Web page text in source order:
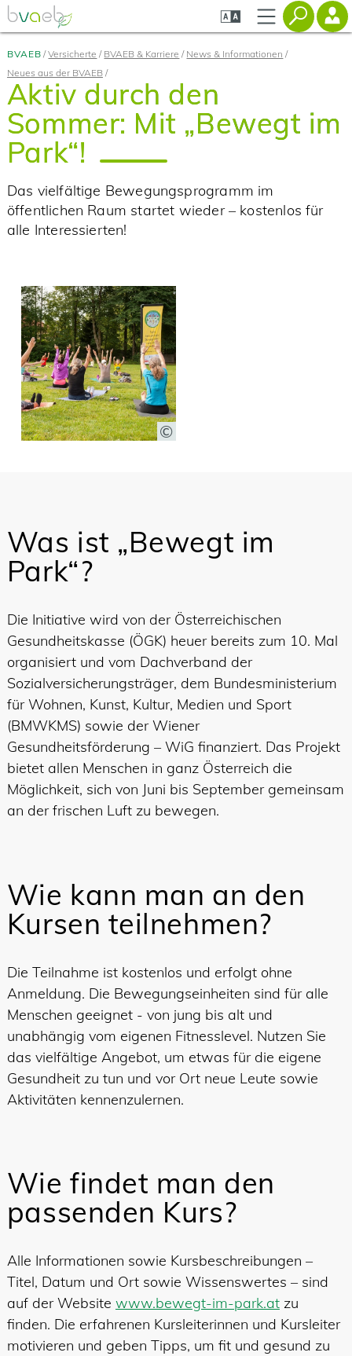
Zum
Seiteninhalt
springen
Zur
Navigation
springen
BVAEB Versicherte BVAEB & Karriere
News & Informationen
Neues aus der BVAEB
Aktiv durch den
Sommer: Mit „Bewegt im
Park“!
Das vielfältige Bewegungsprogramm im
öffentlichen Raum startet wieder – kostenlos für
alle Interessierten!
Was ist „Bewegt im
Park“?
Die Initiative wird von der Österreichischen
Gesundheitskasse (ÖGK) heuer bereits zum 10. Mal
organisiert und vom Dachverband der
Sozialversicherungsträger, dem Bundesministerium
für Wohnen, Kunst, Kultur, Medien und Sport
(BMWKMS) sowie der Wiener
Gesundheitsförderung – WiG finanziert. Das Projekt
bietet allen Menschen in ganz Österreich die
Möglichkeit, sich von Juni bis September gemeinsam
an der frischen Luft zu bewegen.
Wie kann man an den
Kursen teilnehmen?
Die Teilnahme ist kostenlos und erfolgt ohne
Anmeldung. Die Bewegungseinheiten sind für alle
Menschen geeignet - von jung bis alt und
unabhängig vom eigenen Fitnesslevel. Nutzen Sie
das vielfältige Angebot, um etwas für die eigene
Gesundheit zu tun und vor Ort neue Leute sowie
Aktivitäten kennenzulernen.
Wie findet man den
passenden Kurs?
Alle Informationen sowie Kursbeschreibungen –
Titel, Datum und Ort sowie Wissenswertes – sind
auf der Website www.bewegt-im-park.atzu
finden. Die erfahrenen Kursleiterinnen und Kursleiter
motivieren und geben Tipps, um fit und gesund zu